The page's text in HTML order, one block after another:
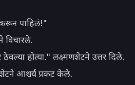
पाहिलं!"
विचारले.
होत्या." लक्ष्मणशेटने उत्तर दिले.
आश्चर्य प्रकट केले.